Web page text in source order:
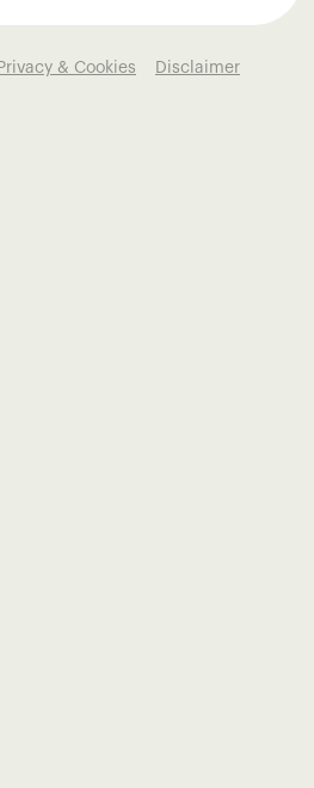
Privacy & Cookies Disclaimer